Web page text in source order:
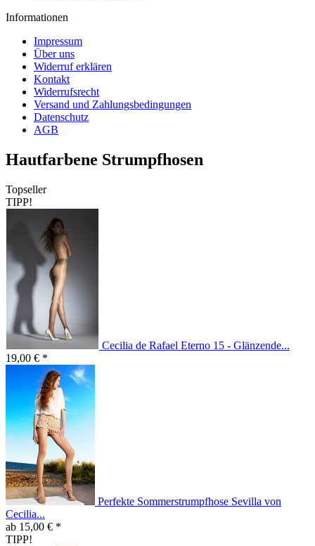
Informationen
Impressum
Über uns
Widerruf erklären
Kontakt
Widerrufsrecht
Versand und Zahlungsbedingungen
Datenschutz
AGB
Hautfarbene Strumpfhosen
Topseller
TIPP!
Cecilia de Rafael Eterno 15 - Glänzende...
19,00 € *
Perfekte Sommerstrumpfhose Sevilla von
Cecilia...
ab 15,00 € *
TIPP!